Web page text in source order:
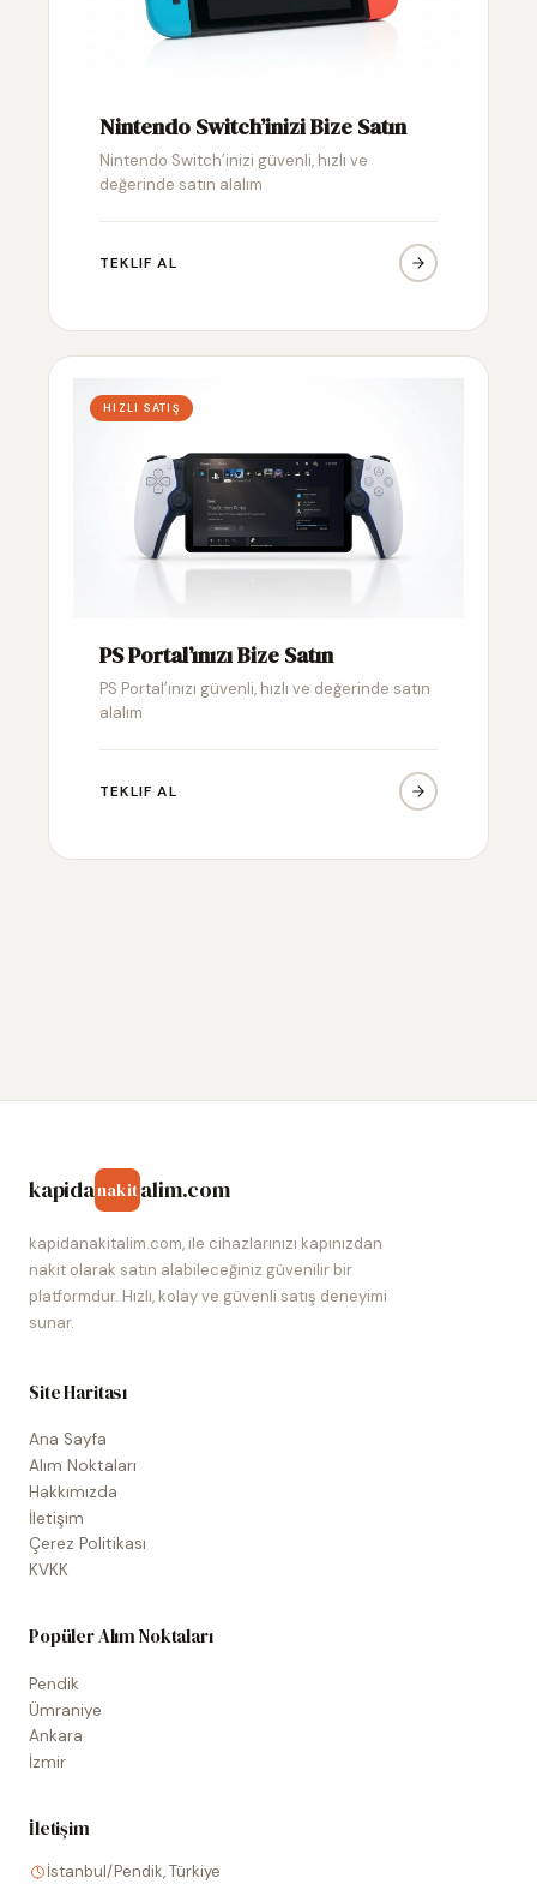
Nintendo Switch’inizi Bize Satın
Nintendo Switch’inizi güvenli, hızlı ve
değerinde satın alalım
TEKLIF AL
HIZLI SATIŞ
PS Portal’ınızı Bize Satın
PS Portal’ınızı güvenli, hızlı ve değerinde satın
alalım
TEKLIF AL
kapidanakitalim.com
kapidanakitalim.com, ile cihazlarınızı kapınızdan
nakit olarak satın alabileceğiniz güvenilir bir
platformdur. Hızlı, kolay ve güvenli satış deneyimi
sunar.
Site Haritası
Ana Sayfa
Alım Noktaları
Hakkımızda
İletişim
Çerez Politikası
KVKK
Popüler Alım Noktaları
Pendik
Ümraniye
Ankara
İzmir
İletişim
İstanbul/Pendik, Türkiye